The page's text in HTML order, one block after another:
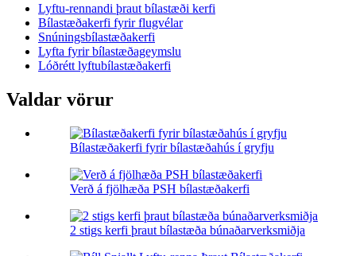
Lyftu-rennandi þraut bílastæði kerfi
Bílastæðakerfi fyrir flugvélar
Snúningsbílastæðakerfi
Lyfta fyrir bílastæðageymslu
Lóðrétt lyftubílastæðakerfi
Valdar vörur
Bílastæðakerfi fyrir bílastæðahús í gryfju
Verð á fjölhæða PSH bílastæðakerfi
2 stigs kerfi þraut bílastæða búnaðarverksmiðja